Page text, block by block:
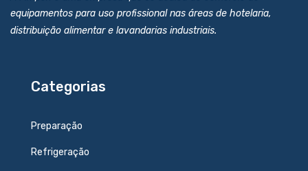
equipamentos para uso profissional nas áreas de hotelaria,
distribuição alimentar e lavandarias industriais.
Categorias
Preparação
Refrigeração